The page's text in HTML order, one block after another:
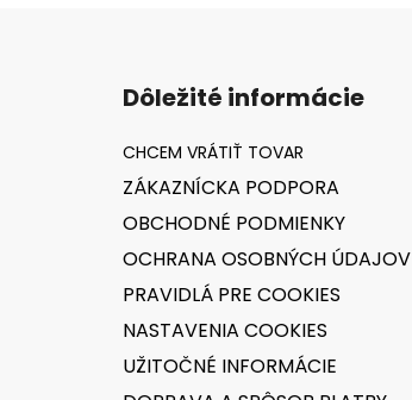
Dôležité informácie
ZÁKAZNÍCKA PODPORA
OBCHODNÉ PODMIENKY
OCHRANA OSOBNÝCH ÚDAJOV
PRAVIDLÁ PRE COOKIES
NASTAVENIA COOKIES
UŽITOČNÉ INFORMÁCIE